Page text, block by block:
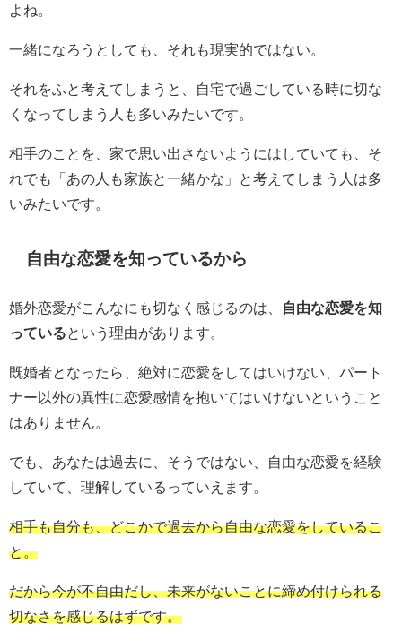
よね。
一緒になろうとしても、それも現実的ではない。
それをふと考えてしまうと、自宅で過ごしている時に切な
くなってしまう人も多いみたいです。
相手のことを、家で思い出さないようにはしていても、そ
れでも「あの人も家族と一緒かな」と考えてしまう人は多
いみたいです。
自由な恋愛を知っているから
婚外恋愛がこんなにも切なく感じるのは、
自由な恋愛を知
っている という理由があります。
既婚者となったら、絶対に恋愛をしてはいけない、パート
ナー以外の異性に恋愛感情を抱いてはいけないということ
はありません。
でも、あなたは過去に、そうではない、自由な恋愛を経験
していて、理解しているっていえます。
相手も自分も、どこかで過去から自由な恋愛をしているこ
と。
だから今が不自由だし、未来がないことに締め付けられる
切なさを感じるはずです。